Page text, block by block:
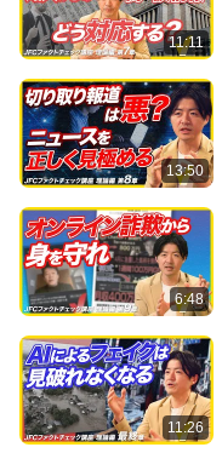
11:11
13:50
6:48
11:26